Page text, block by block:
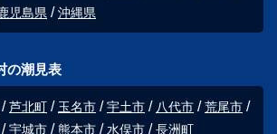
児島県 沖縄県
の潮見表
芦北町 玉名市 宇土市 八代市
荒尾市
宇城市 熊本市 水俣市 長洲町